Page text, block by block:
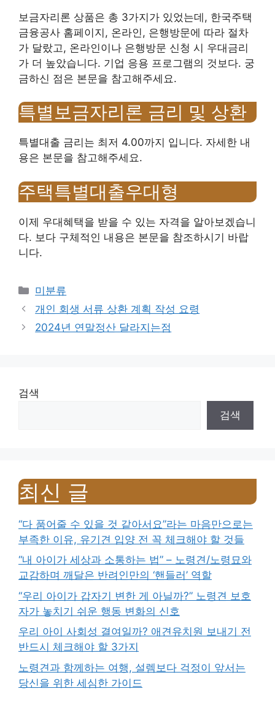
보금자리론 상품은 총 3가지가 있었는데, 한국주택
금융공사 홈페이지, 온라인, 은행방문에 따라 절차
가 달랐고, 온라인이나 은행방문 신청 시 우대금리
가 더 높았습니다. 기업 응용 프로그램의 것보다. 궁
금하신 점은 본문을 참고해주세요.
특별보금자리론 금리 및 상환
특별대출 금리는 최저 4.00까지 입니다. 자세한 내
용은 본문을 참고해주세요.
주택특별대출우대형
이제 우대혜택을 받을 수 있는 자격을 알아보겠습니
다. 보다 구체적인 내용은 본문을 참조하시기 바랍
니다.
Categories
미분류
개인 회생 서류 상환 계획 작성 요령
2024년 연말정산 달라지는점
검색
검색
최신 글
“다 품어줄 수 있을 것 같아서요”라는 마음만으로는
부족한 이유, 유기견 입양 전 꼭 체크해야 할 것들
“내 아이가 세상과 소통하는 법” – 노령견/노령묘와
교감하며 깨달은 반려인만의 ‘핸들러’ 역할
“우리 아이가 갑자기 변한 게 아닐까?” 노령견 보호
자가 놓치기 쉬운 행동 변화의 신호
우리 아이 사회성 결여일까? 애견유치원 보내기 전
반드시 체크해야 할 3가지
노령견과 함께하는 여행, 설렘보다 걱정이 앞서는
당신을 위한 세심한 가이드